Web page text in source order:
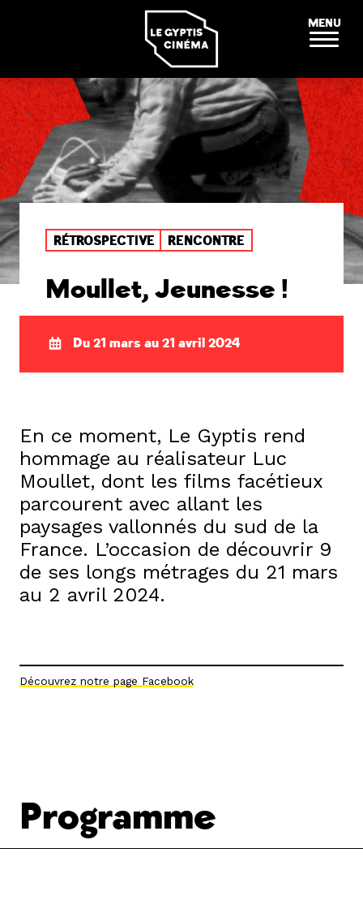
MENU
RÉTROSPECTIVE RENCONTRE
Moullet, Jeunesse !
Du 21 mars au 21 avril 2024
En ce moment, Le Gyptis rend
hommage au réalisateur Luc
Moullet, dont les films facétieux
parcourent avec allant les
paysages vallonnés du sud de la
France. L’occasion de découvrir 9
de ses longs métrages du 21 mars
au 2 avril 2024.
Découvrez notre page Facebook
Programme
Panneau de gestion des cookies